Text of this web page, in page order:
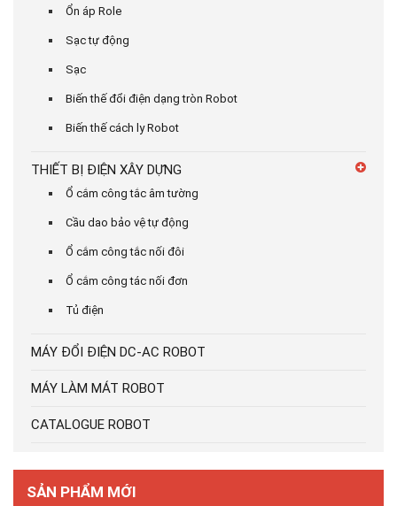
Ổn áp Role
Sạc tự động
Sạc
Biến thế đổi điện dạng tròn Robot
Biến thế cách ly Robot
THIẾT BỊ ĐIỆN XÂY DỰNG
Ổ cắm công tắc âm tường
Cầu dao bảo vệ tự động
Ổ cắm công tắc nối đôi
Ổ cắm công tác nối đơn
Tủ điện
MÁY ĐỔI ĐIỆN DC-AC ROBOT
MÁY LÀM MÁT ROBOT
CATALOGUE ROBOT
SẢN PHẨM MỚI